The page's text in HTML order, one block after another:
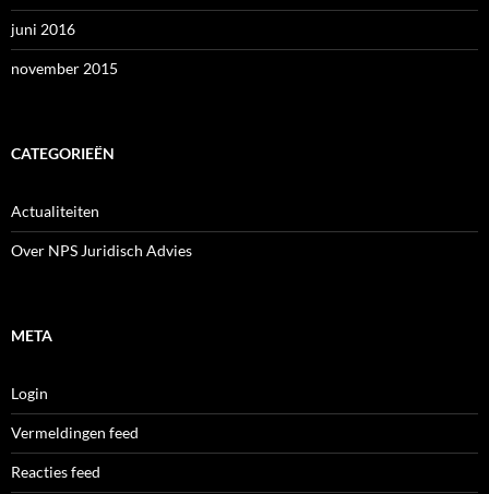
juni 2016
november 2015
CATEGORIEËN
Actualiteiten
Over NPS Juridisch Advies
META
Login
Vermeldingen feed
Reacties feed